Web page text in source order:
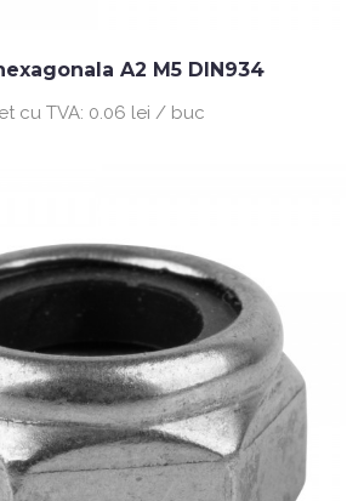
A2 M5 DIN934
cu TVA: 0.06 lei / buc